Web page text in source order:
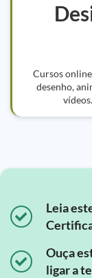
Cursos
desenho,
Leia
Ouça
ligar a